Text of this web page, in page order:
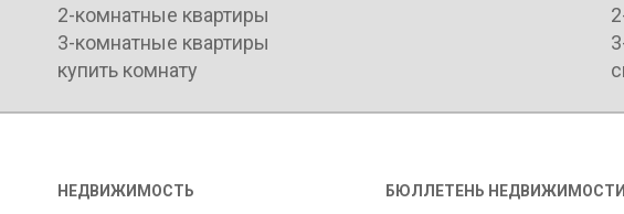
2-комнатные квартиры
3-комнатные квартиры
купить комнату
НЕДВИЖИМОСТЬ БЮЛЛЕТЕНЬ НЕДВИЖИМОСТИ